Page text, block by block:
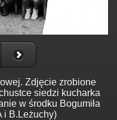
Zdjęcie zrobione
siedzi kucharka
w środku Bogumiła
i B.Leżuchy)